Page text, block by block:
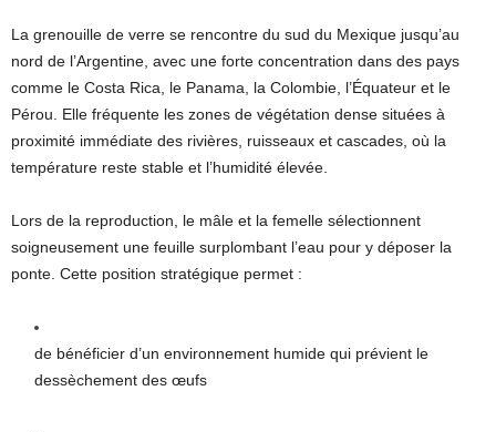
La grenouille de verre se rencontre du sud du Mexique jusqu’au
nord de l’Argentine, avec une forte concentration dans des pays
comme le Costa Rica, le Panama, la Colombie, l’Équateur et le
Pérou. Elle fréquente les zones de végétation dense situées à
proximité immédiate des rivières, ruisseaux et cascades, où la
température reste stable et l’humidité élevée.
Lors de la reproduction, le mâle et la femelle sélectionnent
soigneusement une feuille surplombant l’eau pour y déposer la
ponte. Cette position stratégique permet :
de bénéficier d’un environnement humide qui prévient le
dessèchement des œufs